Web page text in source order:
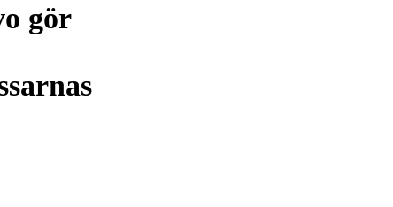
gör